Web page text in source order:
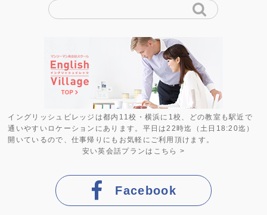
イングリッシュビレッジは都内11校・横浜に1校、どの教室も駅近で
通いやすいロケーションにあります。平日は22時迄（土日18:20迄）
開いているので、仕事帰りにもお気軽にご利用頂けます。
安い英会話プラン はこちら >
Facebook